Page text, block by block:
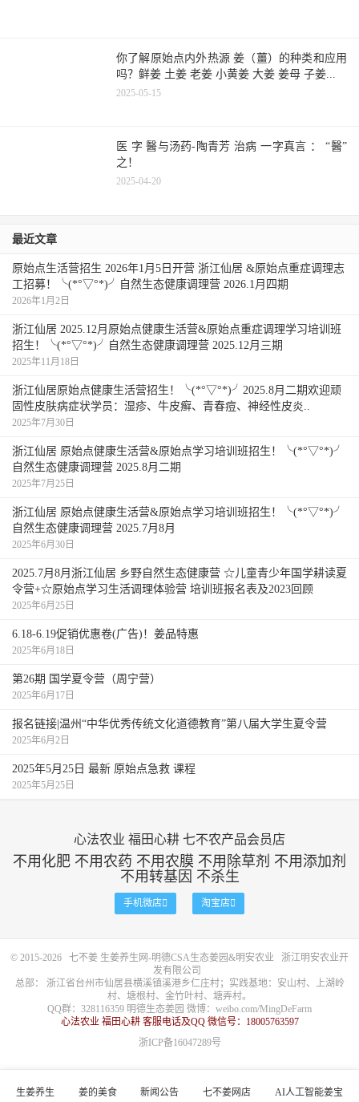
你了解原始点内外热源 姜（薑）的种类和应用
吗？鲜姜 土姜 老姜 小黄姜 大姜 姜母 子姜...
2025-05-15
医 字 醫与汤药-陶青芳 治病 一字真言 ： “醫”
之！
2025-04-20
最近文章
原始点生活营招生 2026年1月5日开营 浙江仙居 &原始点重症调理志
工招募！╰(*°▽°*)╯自然生态健康调理营 2026.1月四期
2026年1月2日
浙江仙居 2025.12月原始点健康生活营&原始点重症调理学习培训班
招生！╰(*°▽°*)╯自然生态健康调理营 2025.12月三期
2025年11月18日
浙江仙居原始点健康生活营招生！╰(*°▽°*)╯2025.8月二期欢迎顽
固性皮肤病症状学员：湿疹、牛皮癣、青春痘、神经性皮炎..
2025年7月30日
浙江仙居 原始点健康生活营&原始点学习培训班招生！╰(*°▽°*)╯
自然生态健康调理营 2025.8月二期
2025年7月25日
浙江仙居 原始点健康生活营&原始点学习培训班招生！╰(*°▽°*)╯
自然生态健康调理营 2025.7月8月
2025年6月30日
2025.7月8月浙江仙居 乡野自然生态健康营 ☆儿童青少年国学耕读夏
令营+☆原始点学习生活调理体验营 培训班报名表及2023回顾
2025年6月25日
6.18-6.19促销优惠卷(广告)！姜品特惠
2025年6月18日
第26期 国学夏令营（周宁营）
2025年6月17日
报名链接|温州“中华优秀传统文化道德教育”第八届大学生夏令营
2025年6月2日
2025年5月25日 最新 原始点急救 课程
2025年5月25日
心法农业 福田心耕 七不农产品会员店
不用化肥 不用农药 不用农膜 不用除草剂 不用添加剂
不用转基因 不杀生
手机微店 淘宝店
© 2015-2026 七不姜 生姜养生网-明德CSA生态姜园&明安农业 浙江明安农业开
发有限公司
总部： 浙江省台州市仙居县横溪镇溪港乡仁庄村；实践基地：安山村、上湖岭
村、塘根村、金竹叶村、塘弄村。
QQ群：328116359 明德生态姜园 微博： weibo.com/MingDeFarm
心法农业 福田心耕 客服电话及QQ 微信号：18005763597
浙ICP备16047289号
生姜养生 姜的美食 新闻公告 七不姜网店 AI人工智能姜宝